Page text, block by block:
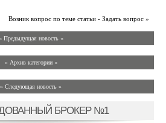
Возник вопрос по теме статьи - Задать вопрос »
Предыдущая новость «
» Архив категории «
» Следующая новость »
БРОКЕР №1